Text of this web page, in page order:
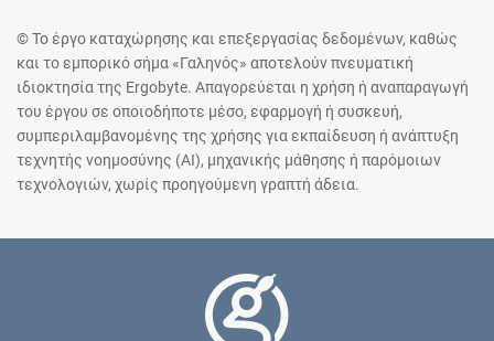
© Το έργο καταχώρησης και επεξεργασίας δεδομένων, καθώς
και το εμπορικό σήμα «Γαληνός» αποτελούν πνευματική
ιδιοκτησία της Ergobyte. Απαγορεύεται η χρήση ή αναπαραγωγή
του έργου σε οποιοδήποτε μέσο, εφαρμογή ή συσκευή,
συμπεριλαμβανομένης της χρήσης για εκπαίδευση ή ανάπτυξη
τεχνητής νοημοσύνης (AI), μηχανικής μάθησης ή παρόμοιων
τεχνολογιών, χωρίς προηγούμενη γραπτή άδεια.